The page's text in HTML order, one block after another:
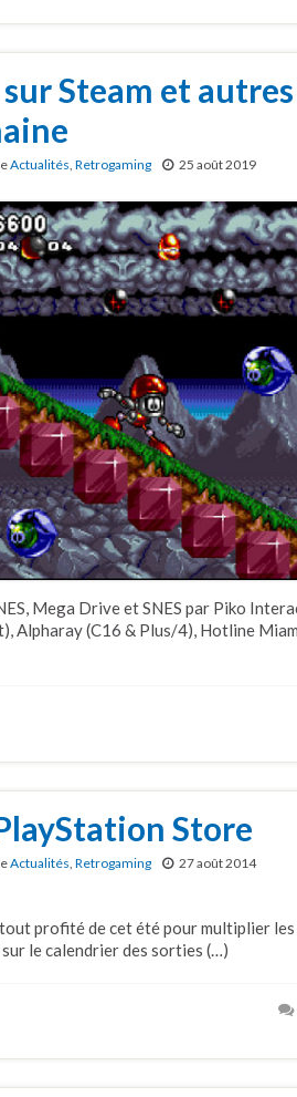
sur Steam et
Actualités Retrogaming 25 août 2019
Mega Drive et SNES par Piko
Alpharay (C16 & Plus/4), Hotline
Store
Actualités Retrogaming 27 août 2014
profité de cet été pour multiplier
le calendrier des sorties (…)